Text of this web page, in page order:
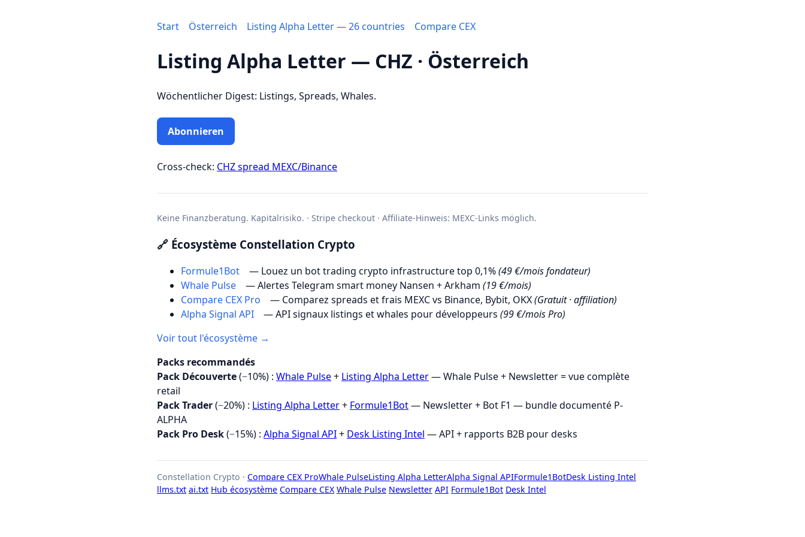
Start Österreich Listing Alpha Letter — 26 countries Compare CEX
Listing Alpha Letter — CHZ · Österreich
Wöchentlicher Digest: Listings, Spreads, Whales.
Abonnieren
Cross-check: CHZ spread MEXC/Binance
Keine Finanzberatung. Kapitalrisiko. · Stripe checkout · Affiliate-Hinweis: MEXC-Links möglich.
🔗 Écosystème Constellation Crypto
Formule1Bot — Louez un bot trading crypto infrastructure top 0,1%(49 €/mois fondateur)
Whale Pulse
— Alertes Telegram smart money Nansen + Arkham (19 €/mois)
Compare CEX Pro
— Comparez spreads et frais MEXC vs Binance, Bybit, OKX(Gratuit · affiliation)
Alpha Signal API
— API signaux listings et whales pour développeurs (99 €/mois Pro)
Voir tout l'écosystème →
Packs recommandés
Pack Découverte(−10%) : Whale Pulse+ Listing Alpha Letter— Whale Pulse + Newsletter = vue complète
retail
Pack Trader(−20%) : Listing Alpha Letter+ Formule1Bot— Newsletter + Bot F1 — bundle documenté P-
ALPHA
Pack Pro Desk(−15%) : Alpha Signal API+ Desk Listing Intel — API + rapports B2B pour desks
Constellation Crypto · Compare CEX ProWhale PulseListing Alpha LetterAlpha Signal APIFormule1BotDesk Listing Intel
llms.txt ai.txt Hub écosystème Compare CEX Whale Pulse Newsletter API Formule1Bot Desk Intel